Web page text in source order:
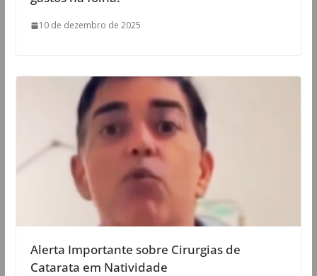
10 de dezembro de 2025
Alerta Importante sobre Cirurgias de
Catarata em Natividade